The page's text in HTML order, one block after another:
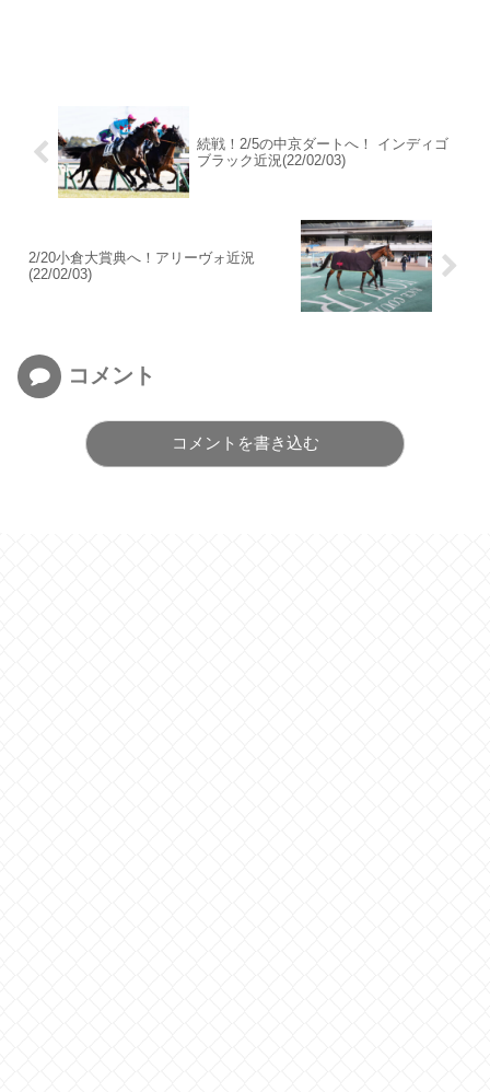
続戦！2/5の中京ダートへ！ インディゴ
ブラック近況(22/02/03)
2/20小倉大賞典へ！アリーヴォ近況
(22/02/03)
コメント
コメントを書き込む